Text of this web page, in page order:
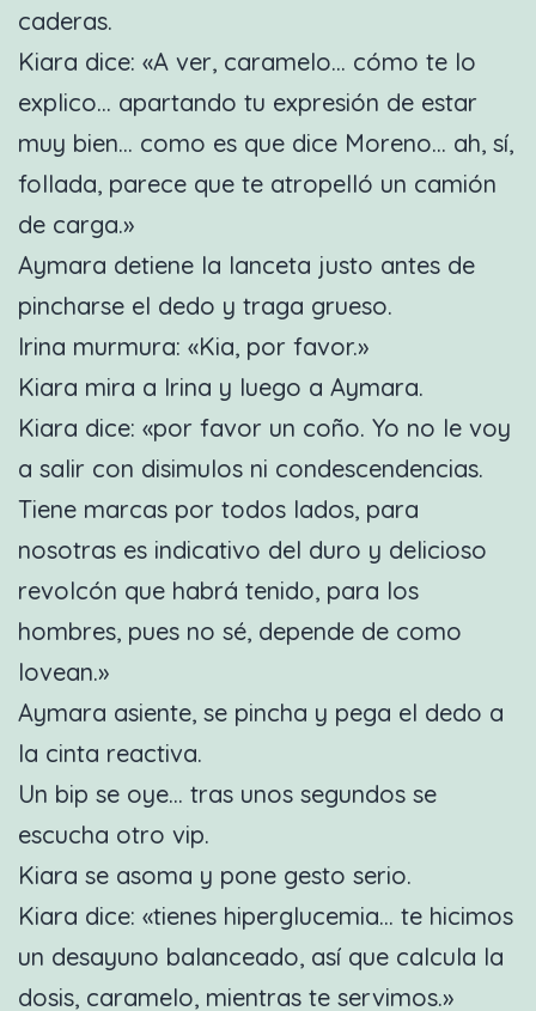
caderas.
Kiara dice: «A ver, caramelo… cómo te lo
explico… apartando tu expresión de estar
muy bien… como es que dice Moreno… ah, sí,
follada, parece que te atropelló un camión
de carga.»
Aymara detiene la lanceta justo antes de
pincharse el dedo y traga grueso.
Irina murmura: «Kia, por favor.»
Kiara mira a Irina y luego a Aymara.
Kiara dice: «por favor un coño. Yo no le voy
a salir con disimulos ni condescendencias.
Tiene marcas por todos lados, para
nosotras es indicativo del duro y delicioso
revolcón que habrá tenido, para los
hombres, pues no sé, depende de como
lovean.»
Aymara asiente, se pincha y pega el dedo a
la cinta reactiva.
Un bip se oye… tras unos segundos se
escucha otro vip.
Kiara se asoma y pone gesto serio.
Kiara dice: «tienes hiperglucemia… te hicimos
un desayuno balanceado, así que calcula la
dosis, caramelo, mientras te servimos.»